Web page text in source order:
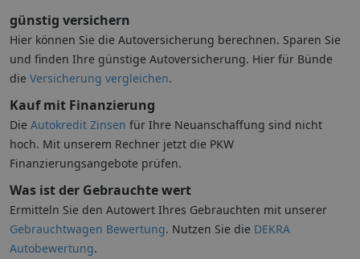
günstig versichern
Hier können Sie die Autoversicherung berechnen. Sparen Sie
und finden Ihre günstige Autoversicherung. Hier für Bünde
die Versicherung vergleichen.
Kauf mit Finanzierung
Die Autokredit Zinsen für Ihre Neuanschaffung sind nicht
hoch. Mit unserem Rechner jetzt die PKW
Finanzierungsangebote prüfen.
Was ist der Gebrauchte wert
Ermitteln Sie den Autowert Ihres Gebrauchten mit unserer
Gebrauchtwagen Bewertung. Nutzen Sie die DEKRA
Autobewertung.